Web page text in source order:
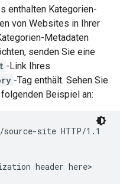
enthalten Kategorien-
von Websites in Ihrer
Metadaten
senden Sie eine
-Link Ihres
-Tag enthält. Sehen Sie
Beispiel an:
source-site HTTP/1.1
header here>